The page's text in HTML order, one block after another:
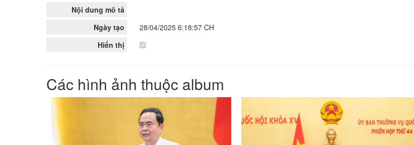
Nội dung mô tả
Ngày tạo
28/04/2025 6:18:57 CH
Hiển thị
Các hình ảnh thuộc album